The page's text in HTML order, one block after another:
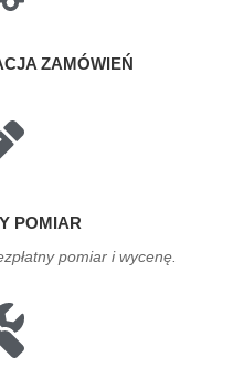
ZAMÓWIEŃ
POMIAR
pomiar i wycenę.